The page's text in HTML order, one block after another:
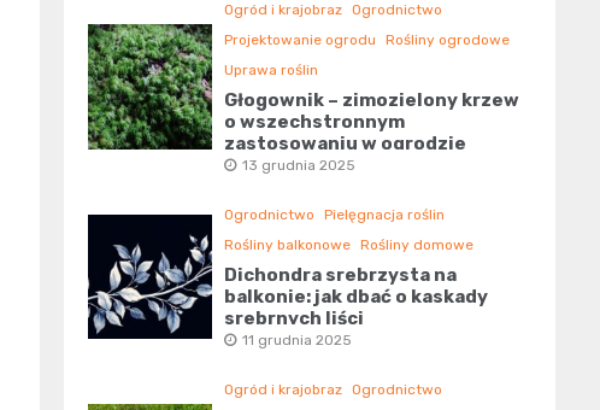
Ogród i krajobraz Ogrodnictwo
Projektowanie ogrodu
Rośliny ogrodowe
Uprawa roślin
Głogownik – zimozielony krzew
o wszechstronnym
zastosowaniu w ogrodzie
13 grudnia 2025
Ogrodnictwo
Pielęgnacja roślin
Rośliny balkonowe Rośliny domowe
Dichondra srebrzysta na
balkonie: jak dbać o kaskady
srebrnych liści
11 grudnia 2025
Ogród i krajobraz Ogrodnictwo